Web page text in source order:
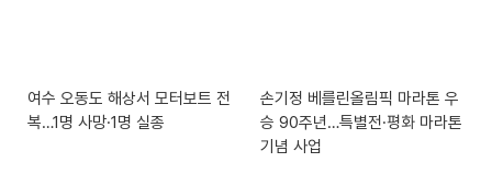
여수 오동도 해상서 모터보트 전
복…1명 사망·1명 실종
손기정 베를린올림픽 마라톤 우
승 90주년…특별전·평화 마라톤
기념 사업